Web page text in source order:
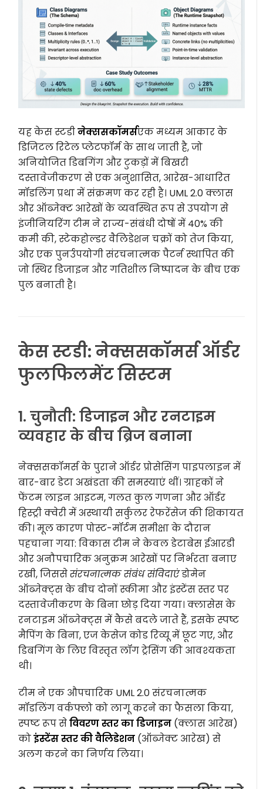
यह केस स्टडीनेक्ससकॉमर्सएक मध्यम आकार के
डिजिटल रिटेल प्लेटफॉर्म के साथ जाती है, जो
अनियोजित डिबगिंग और टुकड़ों में बिखरी
दस्तावेजीकरण से एक अनुशासित, आरेख-आधारित
मॉडलिंग प्रथा में संक्रमण कर रही है। UML 2.0 क्लास
और ऑब्जेक्ट आरेखों के व्यवस्थित रूप से उपयोग से
इंजीनियरिंग टीम ने राज्य-संबंधी दोषों में 40% की
कमी की, स्टेकहोल्डर वैलिडेशन चक्रों को तेज किया,
और एक पुनर्उपयोगी संरचनात्मक पैटर्न स्थापित की
जो स्थिर डिजाइन और गतिशील निष्पादन के बीच एक
पुल बनाती है।
केस स्टडी: नेक्ससकॉमर्स ऑर्डर
फुलफिलमेंट सिस्टम
1. चुनौती: डिजाइन और रनटाइम
व्यवहार के बीच ब्रिज बनाना
नेक्ससकॉमर्स के पुराने ऑर्डर प्रोसेसिंग पाइपलाइन में
बार-बार डेटा अखंडता की समस्याएं थीं। ग्राहकों ने
फेंटम लाइन आइटम, गलत कुल गणना और ऑर्डर
हिस्ट्री क्वेरी में अस्थायी सर्कुलर रेफरेंसेज की शिकायत
की। मूल कारण पोस्ट-मॉर्टम समीक्षा के दौरान
पहचाना गया: विकास टीम ने केवल डेटाबेस ईआरडी
और अनौपचारिक अनुक्रम आरेखों पर निर्भरता बनाए
रखी, जिससेसंरचनात्मक संबंध संविदाएंडोमेन
ऑब्जेक्ट्स के बीच दोनों स्कीमा और इंस्टेंस स्तर पर
दस्तावेजीकरण के बिना छोड़ दिया गया। क्लासेस के
रनटाइम ऑब्जेक्ट्स में कैसे बदले जाते हैं, इसके स्पष्ट
मैपिंग के बिना, एज केसेज कोड रिव्यू में छूट गए, और
डिबगिंग के लिए विस्तृत लॉग ट्रेसिंग की आवश्यकता
थी।
टीम ने एक औपचारिक UML 2.0 संरचनात्मक
मॉडलिंग वर्कफ्लो को लागू करने का फैसला किया,
स्पष्ट रूप सेविवरण स्तर का डिजाइन (क्लास आरेख)
कोइंस्टेंस स्तर की वैलिडेशन (ऑब्जेक्ट आरेख) से
अलग करने का निर्णय लिया।